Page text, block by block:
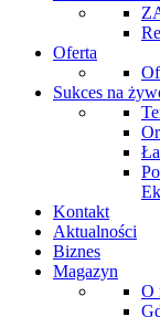
Oferta
Sukces na
Kontakt
Aktualności
Biznes
Magazyn
O